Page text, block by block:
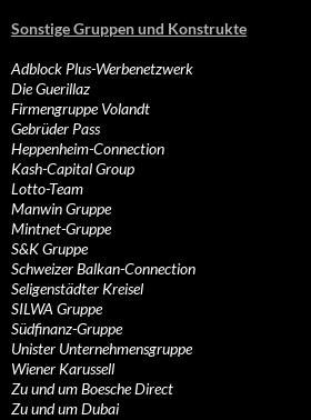
Sonstige Gruppen und Konstrukte
Adblock Plus-Werbenetzwerk
Die Guerillaz
Firmengruppe Volandt
Gebrüder Pass
Heppenheim-Connection
Kash-Capital Group
Lotto-Team
Manwin Gruppe
Mintnet-Gruppe
S&K Gruppe
Schweizer Balkan-Connection
Seligenstädter Kreisel
SILWA Gruppe
Südfinanz-Gruppe
Unister Unternehmensgruppe
Wiener Karussell
Zu und um Boesche Direct
Zu und um Dubai